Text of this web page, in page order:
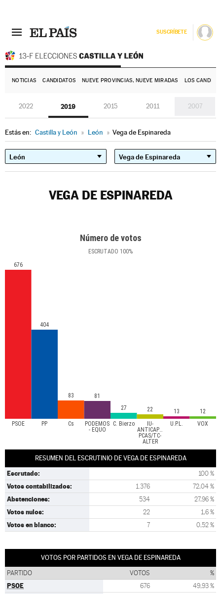
SUSCRÍBETE
NOTICIAS CANDIDATOS NUEVE PROVINCIAS, NUEVE MIRADAS LOS
2022 2019 2015 2011 2007
Estás en: Castilla y León » León » Vega de Espinareda
VEGA DE ESPINAREDA
Número de votos
ESCRUTADO 100%
PSOE PP Cs
PODEMOS
- EQUO
C. Bierzo
IU-
ANTICAPITALISTAS-
PCAS/TC-
ALTER
U.P.L. VOX
676
404
83
81
27
22 13 12
RESUMEN DEL ESCRUTINIO DE VEGA DE ESPINAREDA
Escrutado: 100 %
Votos contabilizados: 1.376 72,04 %
Abstenciones: 534 27,96 %
Votos nulos: 22 1,6 %
Votos en blanco: 7 0,52 %
VOTOS POR PARTIDOS EN VEGA DE ESPINAREDA
PARTIDO VOTOS %
PSOE 676 49,93 %